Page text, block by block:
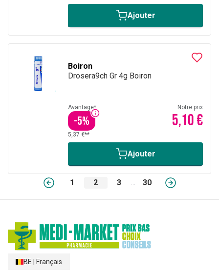
Ajouter
Boiron
Drosera9ch Gr 4g Boiron
Avantage*
-5%
Notre prix
5,10 €
5,37 €**
Ajouter
1 2 3 ... 30
BE Français